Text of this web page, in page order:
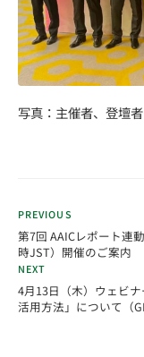
写真：主催者、登壇
PREVIOUS
第7回 AAICレポート連
時JST）開催のご案内
NEXT
4月13日（木）ウェビ
活用方法」について（